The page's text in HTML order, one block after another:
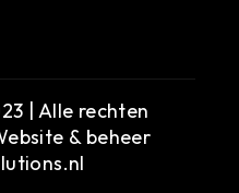
| Alle rechten
& beheer